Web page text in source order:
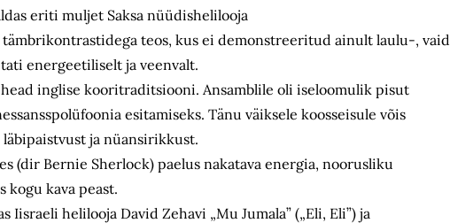
eriti muljet Saksa nüüdishelilooja
teos, kus ei demonstreeritud ainult laulu-, vaid
energeetiliselt ja veenvalt.
head inglise kooritraditsiooni. Ansamblile oli iseloomulik pisut
esitamiseks. Tänu väiksele koosseisule võis
ja nüansirikkust.
(dir Bernie Sherlock) paelus nakatava energia, noorusliku
kogu kava peast.
helilooja David Zehavi „Mu Jumala” („Eli, Eli”) ja